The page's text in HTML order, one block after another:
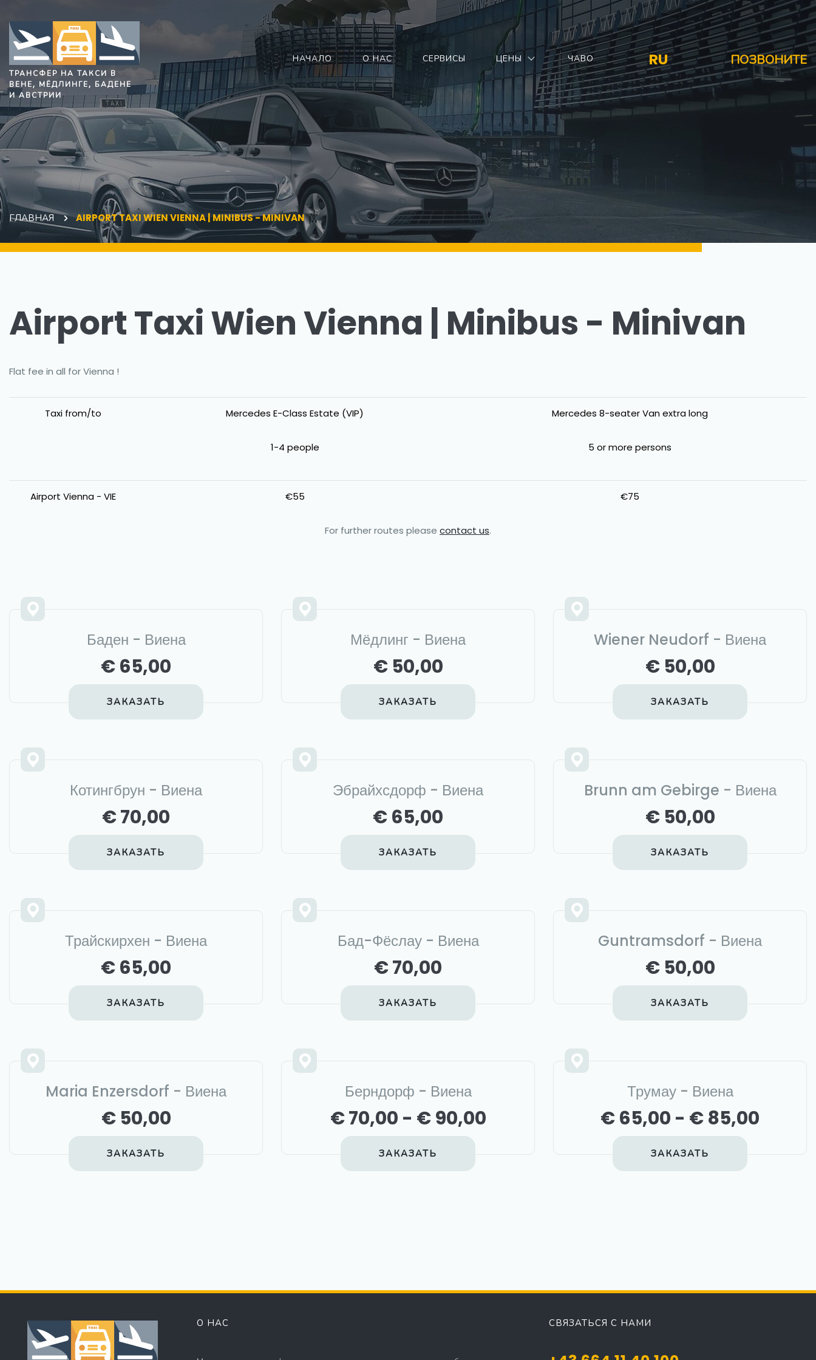
ТРАНСФЕР НА ТАКСИ В
ВЕНЕ, МЁДЛИНГЕ, БАДЕНЕ
И АВСТРИИ
НАЧАЛО О НАС СЕРВИСЫ ЦЕНЫ ЧАВО RU ПОЗВОНИТЕ
ГЛАВНАЯ AIRPORT TAXI WIEN VIENNA | MINIBUS - MINIVAN
Airport Taxi Wien Vienna | Minibus - Minivan
Flat fee in all for Vienna !
Taxi from/to Mercedes E-Class Estate (VIP)
1-4 people
Mercedes 8-seater Van extra long
5 or more persons
Airport Vienna - VIE €55 €75
For further routes please contact us.
Баден - Виена
€ 65,00
ЗАКАЗАТЬ
Мёдлинг - Виена
€ 50,00
ЗАКАЗАТЬ
Wiener Neudorf - Виена
€ 50,00
ЗАКАЗАТЬ
Котингбрун - Виена
€ 70,00
ЗАКАЗАТЬ
Эбрайхсдорф - Виена
€ 65,00
ЗАКАЗАТЬ
Brunn am Gebirge - Виена
€ 50,00
ЗАКАЗАТЬ
Трайскирхен - Виена
€ 65,00
ЗАКАЗАТЬ
Бад-Фёслау - Виена
€ 70,00
ЗАКАЗАТЬ
Guntramsdorf - Виена
€ 50,00
ЗАКАЗАТЬ
Maria Enzersdorf - Виена
€ 50,00
ЗАКАЗАТЬ
Берндорф - Виена
€ 70,00 - € 90,00
ЗАКАЗАТЬ
Трумау - Виена
€ 65,00 - € 85,00
ЗАКАЗАТЬ
О НАС СВЯЗАТЬСЯ С НАМИ